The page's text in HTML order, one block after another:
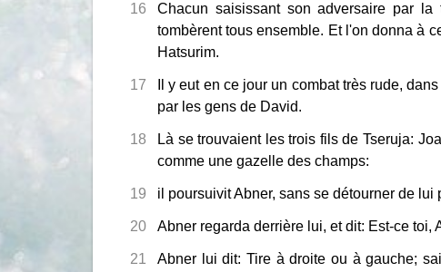
16
Chacun saisissant son adversaire par
tombèrent tous ensemble. Et l'on donna à
Hatsurim.
17
Il y eut en ce jour un combat très rude,
par les gens de David.
18
Là se trouvaient les trois fils de Tseruja:
comme une gazelle des champs:
19 il poursuivit Abner, sans se détourner de lui
20 Abner regarda derrière lui, et dit: Est-ce toi,
21
Abner lui dit: Tire à droite ou à gauche;